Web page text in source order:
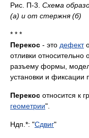
Рис. П-3. Схема
(а) и от стержня (б)
* * *
Перекос - это дефект
отливки относительно
разъему формы,
установки и фиксации
Перекос относится к
геометрии".
Ндп.*: "Сдвиг"